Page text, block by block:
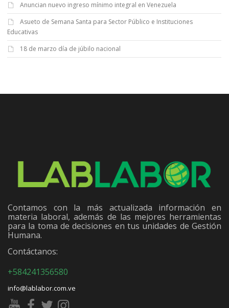
Anuncian nuevo ingreso mínimo integral en Venezuela
Asueto de Semana Santa para Sector Público e Instituciones
Educativas
18 de marzo día de júbilo nacional
Contamos con la más actualizada información en
materia laboral, además de las mejores herramientas
para la toma de decisiones en tus unidades de Gestión
Humana.
Contáctanos:
+584241356580
info@lablabor.com.ve